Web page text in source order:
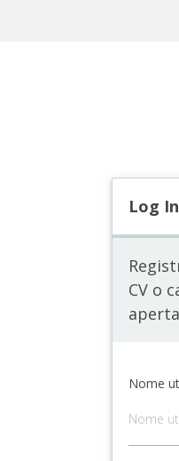
Log In
CV o
aperta
Nome